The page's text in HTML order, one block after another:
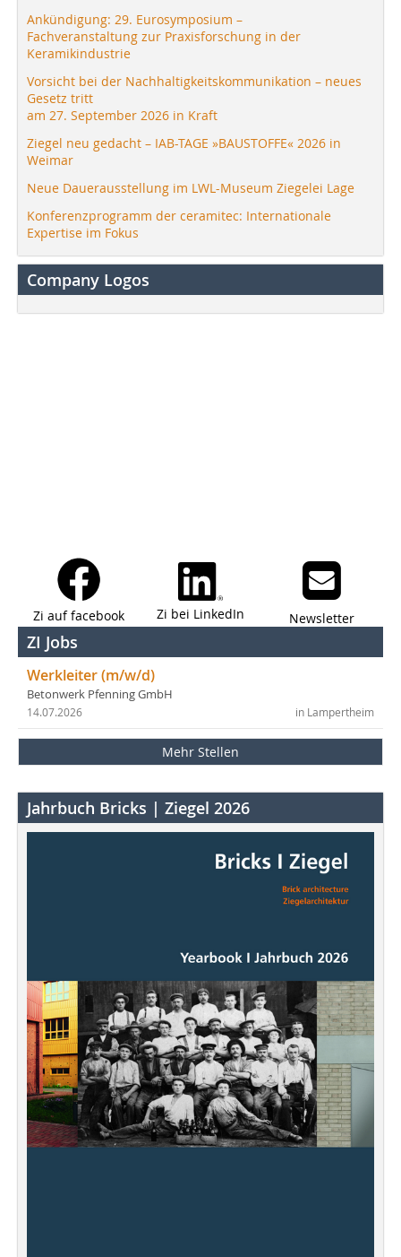
Ankündigung: 29. Eurosymposium –
Fachveranstaltung zur Praxisforschung in der
Keramikindustrie
Vorsicht bei der Nachhaltigkeitskommunikation – neues
Gesetz tritt
am 27. September 2026 in Kraft
Ziegel neu gedacht – IAB-TAGE »BAUSTOFFE« 2026 in
Weimar
Neue Dauerausstellung im LWL-Museum Ziegelei Lage
Konferenzprogramm der ceramitec: Internationale
Expertise im Fokus
Company Logos
Zi auf facebook Zi bei LinkedIn Newsletter
ZI Jobs
Werkleiter (m/w/d)
Betonwerk Pfenning GmbH
in Lampertheim
14.07.2026
Mehr Stellen
Jahrbuch Bricks | Ziegel 2026